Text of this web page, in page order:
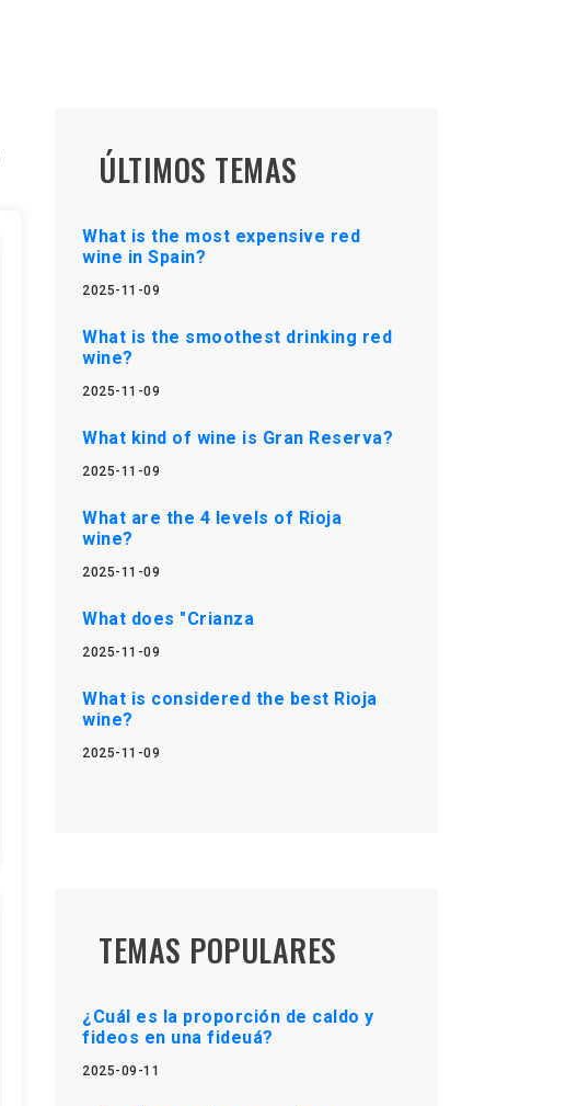
ÚLTIMOS TEMAS
What is the most expensive red
wine in Spain?
2025-11-09
What is the smoothest drinking red
wine?
2025-11-09
What kind of wine is Gran Reserva?
2025-11-09
What are the 4 levels of Rioja
wine?
2025-11-09
What does "Crianza
2025-11-09
What is considered the best Rioja
wine?
2025-11-09
TEMAS POPULARES
¿Cuál es la proporción de caldo y
fideos en una fideuá?
2025-09-11